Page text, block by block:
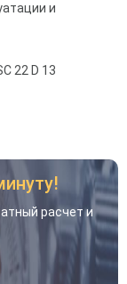
и
22 D 13
расчет и